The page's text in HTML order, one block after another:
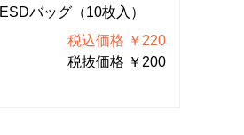
ESDバッグ（10枚入）
税込価格 ￥220
税抜価格 ￥200